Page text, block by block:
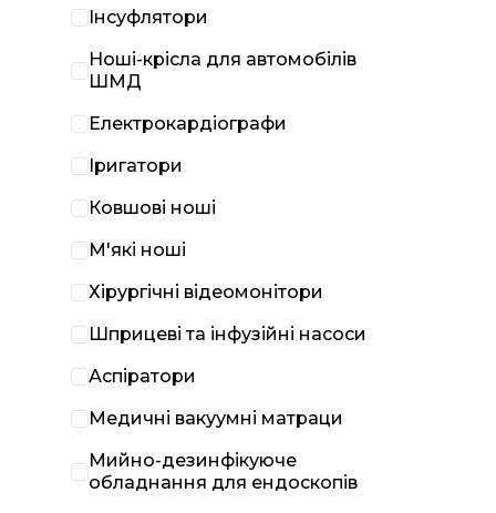
Інсуфлятори
Ноші-крісла для автомобілів
ШМД
Електрокардіографи
Іригатори
Ковшові ноші
М'які ноші
Хірургічні відеомонітори
Шприцеві та інфузійні насоси
Аспіратори
Медичні вакуумні матраци
Мийно-дезинфікуюче
обладнання для ендоскопів